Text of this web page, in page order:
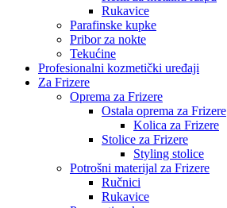
Rukavice
Parafinske kupke
Pribor za nokte
Tekućine
Profesionalni kozmetički uređaji
Za Frizere
Oprema za Frizere
Ostala oprema za Frizere
Kolica za Frizere
Stolice za Frizere
Styling stolice
Potrošni materijal za Frizere
Ručnici
Rukavice